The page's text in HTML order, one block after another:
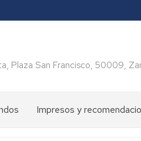
Plaza San Francisco, 50009,
Impresos y